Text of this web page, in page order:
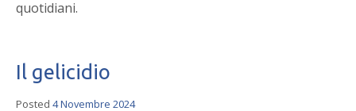
quotidiani.
Il gelicidio
Posted 4 Novembre 2024